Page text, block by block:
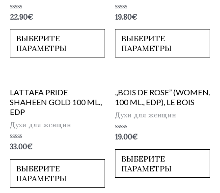
Оценка
из
22.90€
ВЫБЕРИТЕ
ПАРАМЕТРЫ
Оценка
из
19.80€
ВЫБЕРИТЕ
ПАРАМЕТРЫ
LATTAFA PRIDE
SHAHEEN GOLD 100 ML.,
EDP
Духи для женщин
Оценка
из
33.00€
ВЫБЕРИТЕ
ПАРАМЕТРЫ
,,BOIS DE ROSE” (WOMEN,
100 ML., EDP), LE BOIS
Духи для женщин
Оценка
из
19.00€
ВЫБЕРИТЕ
ПАРАМЕТРЫ